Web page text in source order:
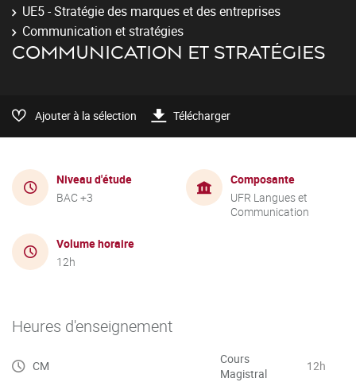
UE5 - Stratégie des marques et des entreprises
Communication et stratégies
COMMUNICATION ET STRATÉGIES
Ajouter à la sélection Télécharger
Niveau d'étude
BAC +3
Composante
UFR Langues et
Communication
Volume horaire
12h
Heures d'enseignement
CM
Cours
Magistral
12h